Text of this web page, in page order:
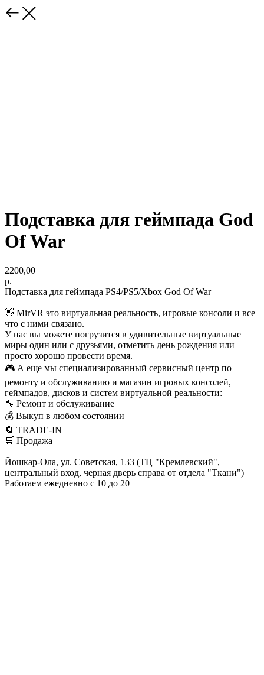
Подставка для геймпада God
Of War
2200,00
р.
Подставка для геймпада PS4/PS5/Xbox God Of War
👋 MirVR это виртуальная реальность, игровые консоли и все
что с ними связано.
У нас вы можете погрузится в удивительные виртуальные
миры один или с друзьями, отметить день рождения или
просто хорошо провести время.
🎮 А еще мы специализированный сервисный центр по
ремонту и обслуживанию и магазин игровых консолей,
геймпадов, дисков и систем виртуальной реальности:
🔧 Ремонт и обслуживание
💰 Выкуп в любом состоянии
🔄 TRADE-IN
🛒 Продажа
Йошкар-Ола, ул. Советская, 133 (ТЦ "Кремлевский",
центральный вход, черная дверь справа от отдела "Ткани")
Работаем ежедневно с 10 до 20